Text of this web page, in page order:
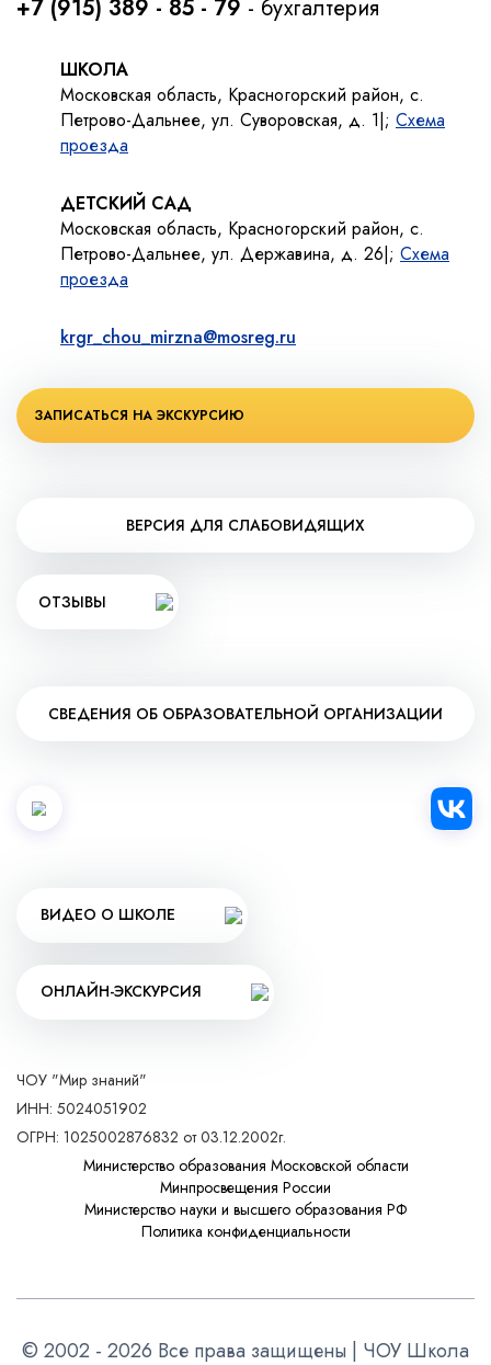
+7 (915) 389 - 85 - 79 - бухгалтерия
ШКОЛА
Московская область, Красногорский район, с.
Петрово-Дальнее, ул. Суворовская, д. 1|; Схема
проезда
ДЕТСКИЙ САД
Московская область, Красногорский район, с.
Петрово-Дальнее, ул. Державина, д. 26|; Схема
проезда
krgr_chou_mirzna@mosreg.ru
ЗАПИСАТЬСЯ НА ЭКСКУРСИЮ
ВЕРСИЯ ДЛЯ СЛАБОВИДЯЩИХ
ОТЗЫВЫ
СВЕДЕНИЯ ОБ ОБРАЗОВАТЕЛЬНОЙ ОРГАНИЗАЦИИ
ВИДЕО О ШКОЛЕ
ОНЛАЙН-ЭКСКУРСИЯ
ЧОУ "Мир знаний"
ИНН: 5024051902
ОГРН: 1025002876832 от 03.12.2002г.
Министерство образования Московской области
Минпросвещения России
Министерство науки и высшего образования РФ
Политика конфиденциальности
© 2002 - 2026 Все права защищены | ЧОУ Школа